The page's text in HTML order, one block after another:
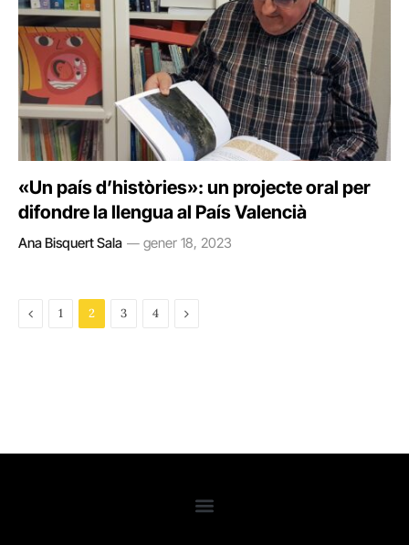
«Un país d’històries»: un projecte oral per
difondre la llengua al País Valencià
Ana Bisquert Sala gener 18, 2023
Previous
1 2 3 4 Next